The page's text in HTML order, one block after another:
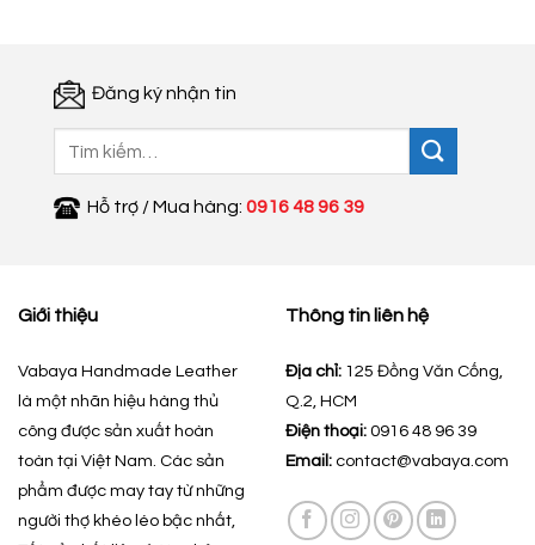
Đăng ký nhận tin
Hỗ trợ / Mua hàng: 0916 48 96 39
Giới thiệu
Vabaya Handmade Leather
là một nhãn hiệu hàng thủ
công được sản xuất hoàn
toàn tại Việt Nam. Các sản
phẩm được may tay từ những
người thợ khéo léo bậc nhất,
Thông tin liên hệ
Địa chỉ: 125 Đồng Văn Cống,
Q.2, HCM
Điện thoại: 0916 48 96 39
Email: contact@vabaya.com